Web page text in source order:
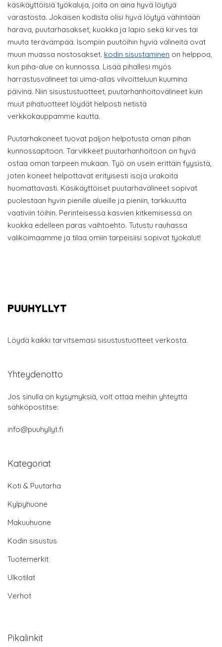
käsikäyttöisiä työkaluja, joita on aina hyvä löytyä
varastosta. Jokaisen kodista olisi hyvä löytyä vähintään
harava, puutarhasakset, kuokka ja lapio sekä kirves tai
muuta terävämpää. Isompiin puutöihin hyviä välineitä ovat
muun muassa nostosakset. kodin sisustaminen on helppoa,
kun piha-alue on kunnossa. Lisää pihallesi myös
harrastusvälineet tai uima-allas vilvoitteluun kuumina
päivinä. Niin sisustustuotteet, puutarhanhoitovälineet kuin
muut pihatuotteet löydät helposti netistä
verkkokauppamme kautta.
Puutarhakoneet tuovat paljon helpotusta oman pihan
kunnossapitoon. Tarvikkeet puutarhanhoitoon on hyvä
ostaa oman tarpeen mukaan. Työ on usein erittäin fyysistä,
joten koneet helpottavat erityisesti isoja urakoita
huomattavasti. Käsikäyttöiset puutarhavälineet sopivat
puolestaan hyvin pienille alueille ja pieniin, tarkkuutta
vaativiin töihin. Perinteisessä kasvien kitkemisessä on
kuokka edelleen paras vaihtoehto. Tutustu rauhassa
valikoimaamme ja tilaa omiin tarpeisiisi sopivat työkalut!
Löydä kaikki tarvitsemasi sisustustuotteet verkosta.
Yhteydenotto
Jos sinulla on kysymyksiä, voit ottaa meihin yhteyttä
sähköpostitse:
info@puuhyllyt.fi
Kategoriat
Koti & Puutarha
Kylpyhuone
Makuuhuone
Kodin sisustus
Tuotemerkit
Ulkotilat
Verhot
Pikalinkit